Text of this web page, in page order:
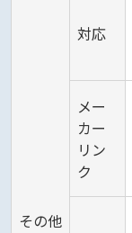
その他
対応
メー
カー
リン
ク